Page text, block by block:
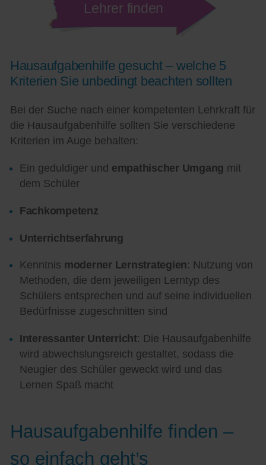
Lehrer finden
Hausaufgabenhilfe gesucht – welche 5
Kriterien Sie unbedingt beachten sollten
Bei der Suche nach einer kompetenten Lehrkraft für
die Hausaufgabenhilfe sollten Sie verschiedene
Kriterien im Auge behalten:
Ein geduldiger und empathischer Umgang mit
dem Schüler
Fachkompetenz
Unterrichtserfahrung
Kenntnis moderner Lernstrategien: Nutzung von
Methoden, die dem jeweiligen Lerntyp des
Schülers entsprechen und auf seine individuellen
Bedürfnisse zugeschnitten sind
Interessanter Unterricht: Die Hausaufgabenhilfe
wird abwechslungsreich gestaltet, sodass die
Neugier des Schüler geweckt wird und das
Lernen Spaß macht
Hausaufgabenhilfe finden –
so einfach geht’s